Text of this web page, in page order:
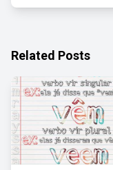
Related Posts